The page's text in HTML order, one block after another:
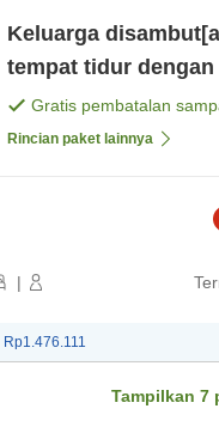
Keluarga
tempat tidur
atau liburan
Gratis pembatalan
Rincian paket lainnya
|
Rp1.476.111
Tampilkan 7